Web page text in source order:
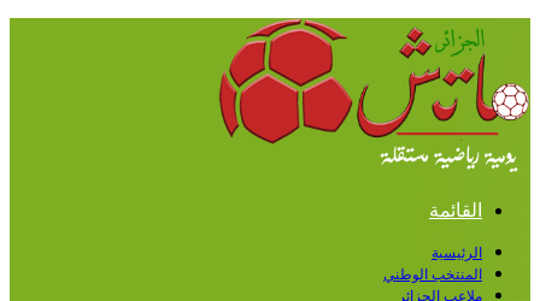
القائمة
الرئيسية
المنتخب الوطني
ملاعب الجزائر